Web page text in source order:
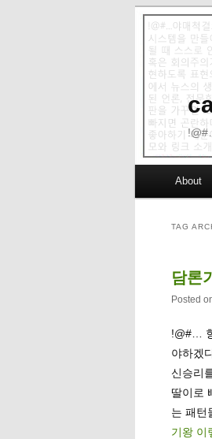
Skip
Skip
About
TAG
담론
Posted
!@#…
야하겠
신승리
딸이로
는 패턴
기왕 이